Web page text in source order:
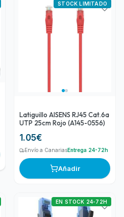
Latiguillo AISENS RJ45 Cat.6a
UTP 25cm Rojo (A145-0556)
1.05€
STOCK LIMITADO
Envío a CanariasEntrega 24-72h
Añadir
EN STOCK 24-72H